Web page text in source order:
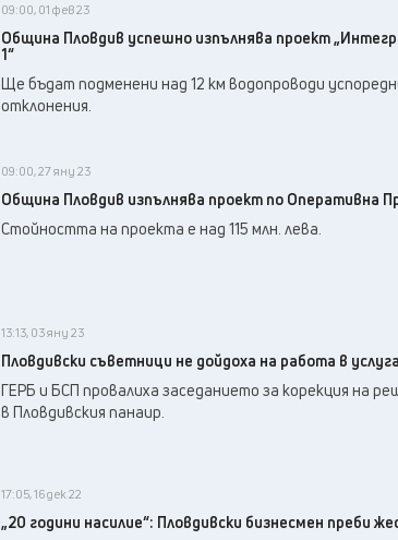
09:00, 01 фев 23
Община Пловдив успешно изпълнява проект
1“
Ще бъдат подменени над 12 км водопроводи
отклонения.
09:00, 27 яну 23
Община Пловдив изпълнява проект по Оперативна
Стойността на проекта е над 115 млн. лева.
13:13, 03 яну 23
Пловдивски съветници не дойдоха на работа в
ГЕРБ и БСП провалиха заседанието за корекция на
в Пловдивския панаир.
17:05, 16 дек 22
„20 години насилие“: Пловдивски бизнесмен преби